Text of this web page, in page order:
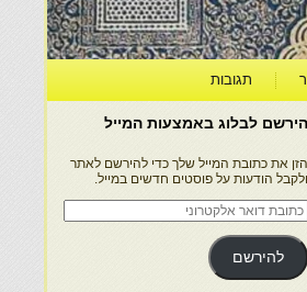
תגובות
הירשם לבלוג באמצעות המייל
הזן את כתובת המייל שלך כדי להירשם לאתר
ולקבל הודעות על פוסטים חדשים במייל.
כתובת
דואר
אלקטרוני
להירשם